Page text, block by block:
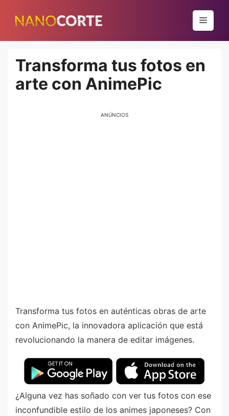
para
conteúdo
Menu
Transforma tus fotos en
arte con AnimePic
ANÚNCIOS
Transforma tus fotos en auténticas obras de arte
con AnimePic, la innovadora aplicación que está
revolucionando la manera de editar imágenes.
¿Alguna vez has soñado con ver tus fotos con ese
inconfundible estilo de los animes japoneses? Con